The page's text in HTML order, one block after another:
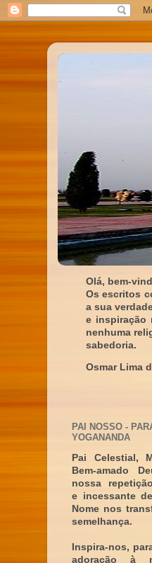
Olá, bem-
Os escritos
a sua
e inspiração
nenhuma
sabedoria.
Osmar Lima
PAI NOSSO -
YOGANANDA
Pai Celestial,
Bem-amado
nossa
e incessante
Nome nos
semelhança.
Inspira-nos,
adoração à